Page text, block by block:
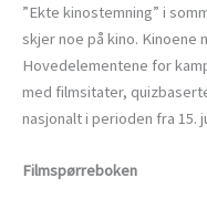
”Ekte kinostemning” i
skjer noe på kino.
Hovedelementene for
med filmsitater,
nasjonalt i perioden fra 15.
Filmspørreboken